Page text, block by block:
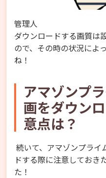
管理人
ダウンロードする画質は
ので、その時の状況によ
ね！
アマゾンプ
画をダウン
意点は？
続いて、アマゾンプライ
ドする際に注意しておき
た！